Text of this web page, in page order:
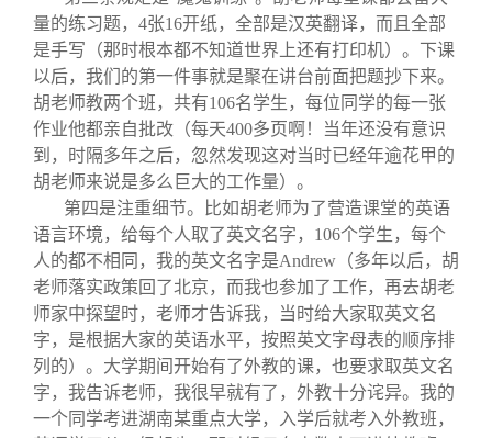
量的练习题，4张16开纸，全部是汉英翻译，而且全部
是手写 （那时根本都不知道世界上还有打印机） 。下课
以后，我们的第一件事就是聚在讲台前面把题抄下来。
胡老师教两个班，共有106名学生，每位同学的每一张
作业他都亲自批改（每天400多页啊！当年还没有意识
到，时隔多年之后，忽然发现这对当时已经年逾花甲的
胡老师来说是多么巨大的工作量）。
第四是注重细节。比如胡老师为了营造课堂的英语
语言环境，给每个人取了英文名字，106个学生，每个
人的都不相同，我的英文名字是Andrew （多年以后，胡
老师落实政策回了北京，而我也参加了工作，再去胡老
师家中探望时，老师才告诉我，当时给大家取英文名
字，是根据大家的英语水平，按照英文字母表的顺序排
列的）。大学期间开始有了外教的课，也要求取英文名
字，我告诉老师，我很早就有了，外教十分诧异。我的
一个同学考进湖南某重点大学，入学后就考入外教班，